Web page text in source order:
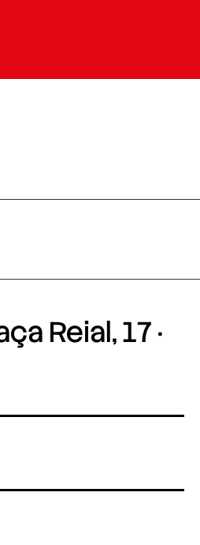
Reial, 17 ·